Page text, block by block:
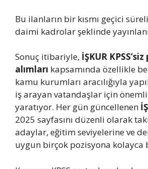
Bu ilanların bir kısmı geçici
daimi kadrolar şeklinde
Sonuç itibariyle, İŞKUR
alımları kapsamında özellikle
kamu kurumları aracılığıyla
iş arayan vatandaşlar için
yaratıyor. Her gün güncellenen
2025 sayfasını düzenli olarak
adaylar, eğitim seviyelerine ve
uygun birçok pozisyona kolayca